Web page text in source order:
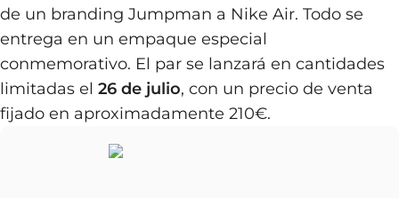
de un branding Jumpman a Nike Air. Todo se
entrega en un empaque especial
conmemorativo. El par se lanzará en cantidades
limitadas el 26 de julio, con un precio de venta
fijado en aproximadamente 210€.